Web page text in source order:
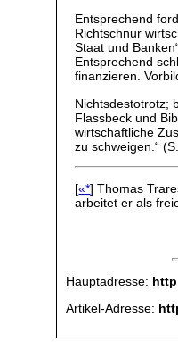
Entsprechend
Richtschnur
Staat und
Entsprechend
finanzieren.
Nichtsdestotrotz;
Flassbeck und
wirtschaftliche
zu schweigen.“
[«*] Thomas
arbeitet er als
Hauptadresse:
Artikel-Adresse: